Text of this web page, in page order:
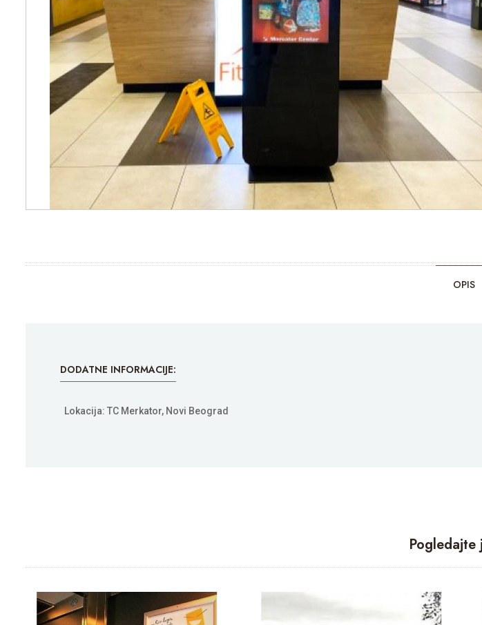
OPIS
DODATNE INFORMACIJE:
Lokacija: TC Merkator, Novi Beograd
Pogledajte